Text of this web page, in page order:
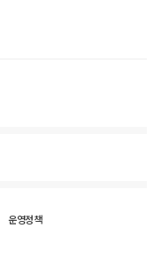
운영정책